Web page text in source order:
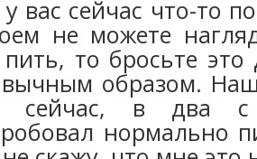
у вас сейчас что-то
не можете
пить, то бросьте
образом.
сейчас, в два
нормально